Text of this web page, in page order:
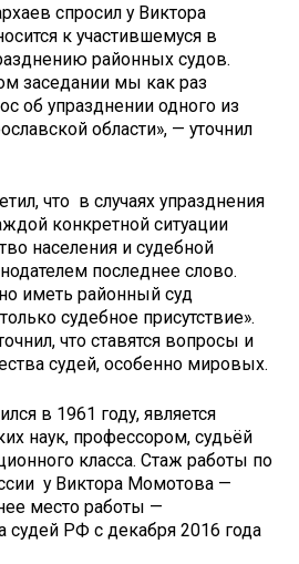
спросил у Виктора
к участившемуся в
районных судов.
заседании мы как раз
об упразднении одного из
области», — уточнил
что в случаях упразднения
конкретной ситуации
населения и судебной
последнее слово.
иметь районный суд
судебное присутствие».
что ставятся вопросы и
судей, особенно мировых.
в 1961 году, является
наук, профессором, судьёй
класса. Стаж работы по
у Виктора Момотова —
место работы —
судей РФ с декабря 2016 года